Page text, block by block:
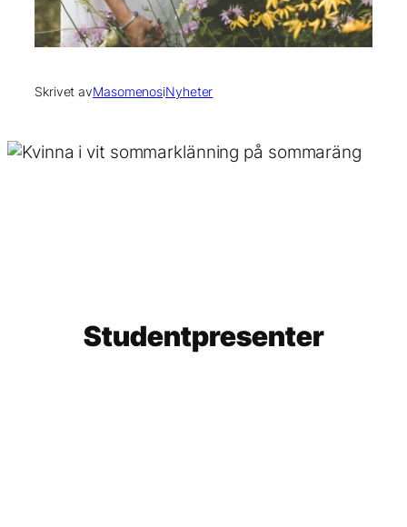
Skrivet avMasomenosiNyheter
Studentpresenter